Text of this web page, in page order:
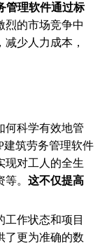
管理软件通过标
烈的市场竞争中
少人力成本，
科学有效地管
建筑劳务管理软件
现对工人的全生
。 这不仅提高
作状态和项目
了更为准确的数